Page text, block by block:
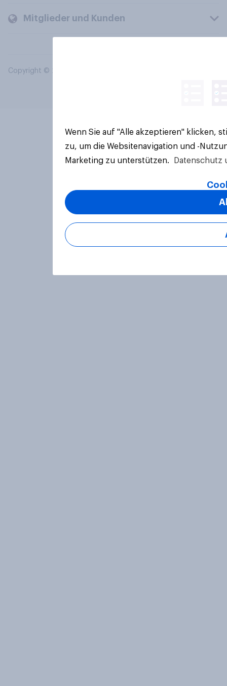
Mitglieder und Kunden
Copyright © 2026 YouGov PLC. Alle Rechte vorbehalten.
Wenn Sie auf "Alle akzeptieren" klicken,
zu, um die Websitenavigation und -
Marketing zu unterstützen.
Datenschutz